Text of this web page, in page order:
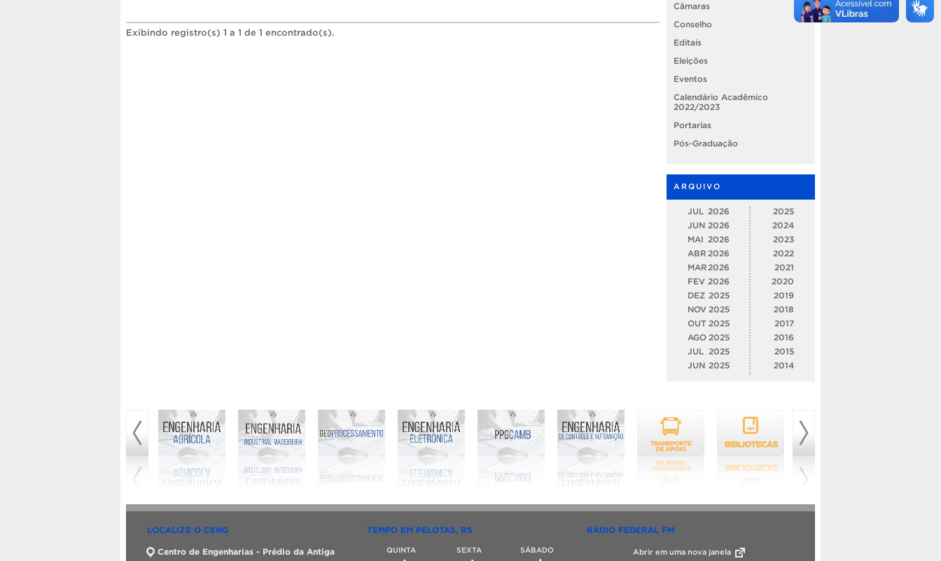
Exibindo registro(s) 1 a 1 de 1 encontrado(s).
Câmaras
Conselho
Editais
Eleições
Eventos
Calendário Acadêmico
2022/2023
Portarias
Pós-Graduação
ARQUIVO
JUL 2026
JUN 2026
MAI
2026
ABR 2026
MAR 2026
FEV 2026
DEZ 2025
NOV 2025
OUT 2025
AGO 2025
JUL
2025
JUN 2025
2025
2024
2023
2022
2021
2020
2019
2018
2017
2016
2015
2014
LOCALIZE O CENG
Centro de Engenharias - Prédio da Antiga
TEMPO EM PELOTAS, RS
QUINTA SEXTA SÁBADO
RÁDIO FEDERAL FM
Abrir em uma nova janela